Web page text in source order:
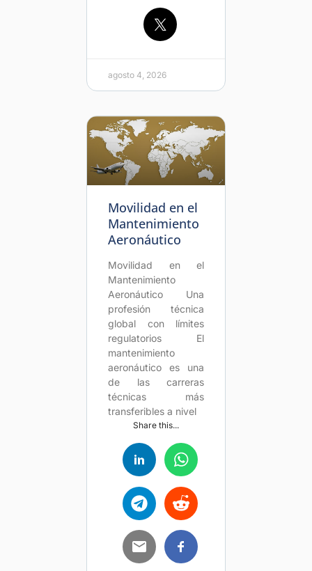
agosto 4, 2026
Movilidad en el
Mantenimiento
Aeronáutico
Movilidad en el
Mantenimiento
Aeronáutico Una
profesión técnica
global con límites
regulatorios El
mantenimiento
aeronáutico es una
de las carreras
técnicas más
transferibles a nivel
Share this...